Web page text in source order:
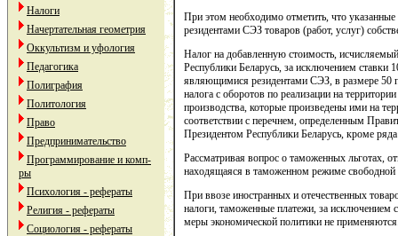
Налоги
Начертательная геометрия
Оккультизм и уфология
Педагогика
Полиграфия
Политология
Право
Предпринимательство
Программирование и комп-
ры
Психология - рефераты
Религия - рефераты
Социология - рефераты
При этом необходимо отметить, что
резидентами СЭЗ товаров (работ, услуг)
Налог на добавленную стоимость,
Республики Беларусь, за исключением ставки
являющимися резидентами СЭЗ, в размере 50
налога с оборотов по реализации на
производства, которые произведены ими на
соответствии с перечнем, определенным
Президентом Республики Беларусь, кроме
Рассматривая вопрос о таможенных льготах,
находящаяся в таможенном режиме
При ввозе иностранных и отечественных
налоги, таможенные платежи, за исключением
меры экономической политики не